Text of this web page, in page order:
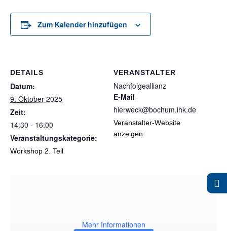
Zum Kalender hinzufügen
DETAILS
Datum:
9. Oktober 2025
Zeit:
14:30 - 16:00
Veranstaltungskategorie:
Workshop 2. Teil
VERANSTALTER
Nachfolgeallianz
E-Mail
hierweck@bochum.ihk.de
Veranstalter-Website
anzeigen
Mehr Informationen